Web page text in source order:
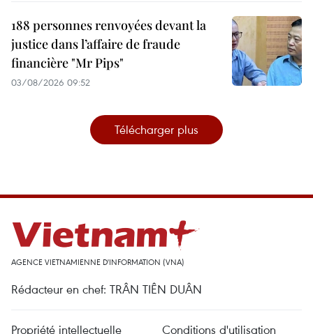
188 personnes renvoyées devant la
justice dans l’affaire de fraude
financière "Mr Pips"
03/08/2026 09:52
Télécharger plus
AGENCE VIETNAMIENNE D'INFORMATION (VNA)
Rédacteur en chef: TRÂN TIÊN DUÂN
Propriété intellectuelle Conditions d'utilisation